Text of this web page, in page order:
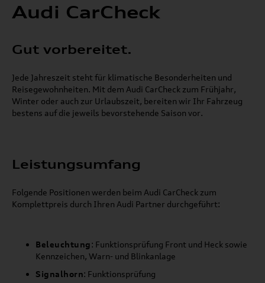
Audi CarCheck
Gut vorbereitet.
Jede Jahreszeit steht für klimatische Besonderheiten und
Reisegewohnheiten. Mit dem Audi CarCheck zum Frühjahr,
Winter oder auch zur Urlaubszeit, bereiten wir Ihr Fahrzeug
bestens auf die jeweils bevorstehende Saison vor.
Leistungsumfang
Folgende Positionen werden beim Audi CarCheck zum
Komplettpreis durch Ihren Audi Partner durchgeführt:
Beleuchtung: Funktionsprüfung Front und Heck sowie
Kennzeichen, Warn- und Blinkanlage
Signalhorn: Funktionsprüfung